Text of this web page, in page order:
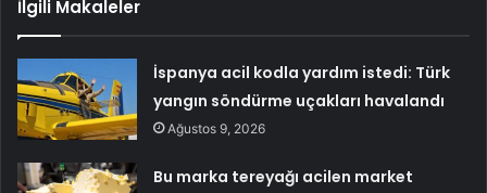
İlgili Makaleler
İspanya acil kodla yardım istedi: Türk
yangın söndürme uçakları havalandı
Ağustos 9, 2026
Bu marka tereyağı acilen market